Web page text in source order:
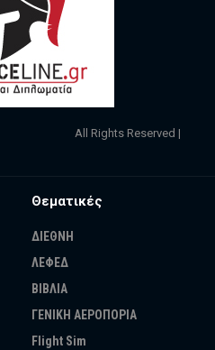
All Rights Reserved |
Θεματικές
ΔΙΕΘΝΗ
ΛΕΦΕΔ
ΒΙΒΛΙΑ
ΓΕΝΙΚΗ ΑΕΡΟΠΟΡΙΑ
Flight Sim